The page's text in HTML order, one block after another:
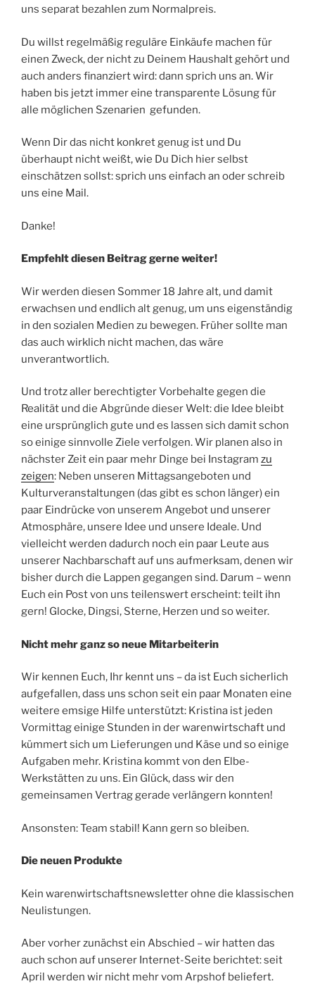
uns separat bezahlen zum Normalpreis.
Du willst regelmäßig reguläre Einkäufe machen für
einen Zweck, der nicht zu Deinem Haushalt gehört und
auch anders finanziert wird: dann sprich uns an. Wir
haben bis jetzt immer eine transparente Lösung für
alle möglichen Szenarien gefunden.
Wenn Dir das nicht konkret genug ist und Du
überhaupt nicht weißt, wie Du Dich hier selbst
einschätzen sollst: sprich uns einfach an oder schreib
uns eine Mail.
Danke!
Empfehlt diesen Beitrag gerne weiter!
Wir werden diesen Sommer 18 Jahre alt, und damit
erwachsen und endlich alt genug, um uns eigenständig
in den sozialen Medien zu bewegen. Früher sollte man
das auch wirklich nicht machen, das wäre
unverantwortlich.
Und trotz aller berechtigter Vorbehalte gegen die
Realität und die Abgründe dieser Welt: die Idee bleibt
eine ursprünglich gute und es lassen sich damit schon
so einige sinnvolle Ziele verfolgen. Wir planen also in
nächster Zeit ein paar mehr Dinge bei Instagram zu
zeigen: Neben unseren Mittagsangeboten und
Kulturveranstaltungen (das gibt es schon länger) ein
paar Eindrücke von unserem Angebot und unserer
Atmosphäre, unsere Idee und unsere Ideale. Und
vielleicht werden dadurch noch ein paar Leute aus
unserer Nachbarschaft auf uns aufmerksam, denen wir
bisher durch die Lappen gegangen sind. Darum – wenn
Euch ein Post von uns teilenswert erscheint: teilt ihn
gern! Glocke, Dingsi, Sterne, Herzen und so weiter.
Nicht mehr ganz so neue Mitarbeiterin
Wir kennen Euch, Ihr kennt uns – da ist Euch sicherlich
aufgefallen, dass uns schon seit ein paar Monaten eine
weitere emsige Hilfe unterstützt: Kristina ist jeden
Vormittag einige Stunden in der warenwirtschaft und
kümmert sich um Lieferungen und Käse und so einige
Aufgaben mehr. Kristina kommt von den Elbe-
Werkstätten zu uns. Ein Glück, dass wir den
gemeinsamen Vertrag gerade verlängern konnten!
Ansonsten: Team stabil! Kann gern so bleiben.
Die neuen Produkte
Kein warenwirtschaftsnewsletter ohne die klassischen
Neulistungen.
Aber vorher zunächst ein Abschied – wir hatten das
auch schon auf unserer Internet-Seite berichtet: seit
April werden wir nicht mehr vom Arpshof beliefert.